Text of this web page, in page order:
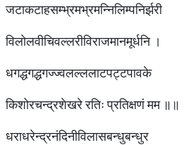
जटाकटाहसम्भ्रमभ्रमन्निलिम्पनिर्झरी
विलोलवीचिवल्लरीविराजमानमूर्धनि ।
धगद्धगद्धगज्ज्वलल्ललाटपट्टपावके
किशोरचन्द्रशेखरे रतिः प्रतिक्षणं मम ॥॥
धराधरेन्द्रनंदिनीविलासबन्धुबन्धुर